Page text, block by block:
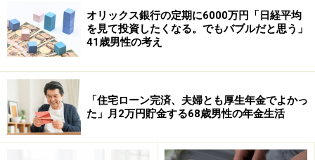
「自営業なので年金が少なく、80歳まで働
くしかないと思っている」
現在の年金額について満足しているか、の問いに「満足
していない」と回答した今回の投稿者。
オリックス銀行の定期に6000万円「日経平均
を見て投資したくなる。でもバブルだと思う」
41歳男性の考え
「住宅ローン完済、夫婦とも厚生年金でよかっ
た」月2万円貯金する68歳男性の年金生活